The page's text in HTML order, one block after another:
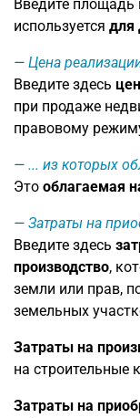
Введите площадь
используется для
Цена
Введите здесь
при продаже
правовому
... из которых
Это облагаемая
Затраты на
Введите здесь
производство,
земли или прав,
земельных
Затраты на
на строительные
Затраты на